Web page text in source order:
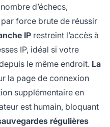
d’échecs,
force brute de réussir
IP restreint l’accès à
IP, idéal si votre
le même endroit. La
la page de connexion
supplémentaire en
est humain, bloquant
régulières